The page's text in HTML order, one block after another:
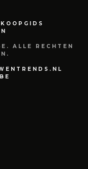
KOOPGIDS
ALLE RECHTEN